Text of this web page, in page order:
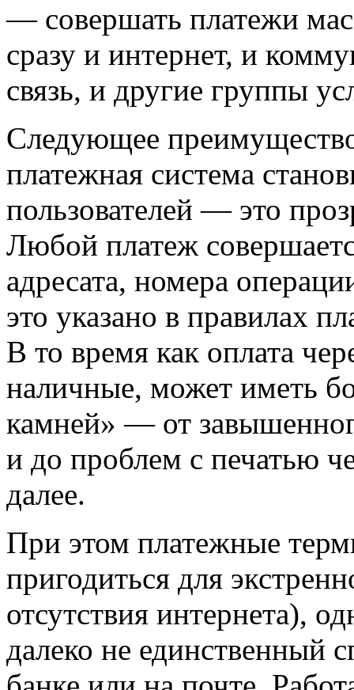
— совершать платежи
сразу и интернет, и
связь, и другие группы
Следующее
платежная система
пользователей — это
Любой платеж
адресата, номера
это указано в правилах
В то время как оплата
наличные, может иметь
камней» — от
и до проблем с печатью
далее.
При этом платежные
пригодиться для
отсутствия интернета),
далеко не единственный